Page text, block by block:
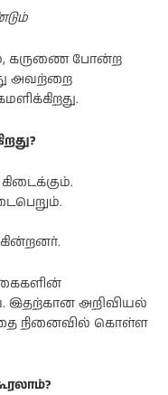
கருணை போன்ற
அவற்றை
இதற்கான அறிவியல்
நினைவில் கொள்ள